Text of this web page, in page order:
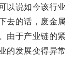
以说如今该行业
去的话，废金属
由于产业链的紧
的发展变得异常